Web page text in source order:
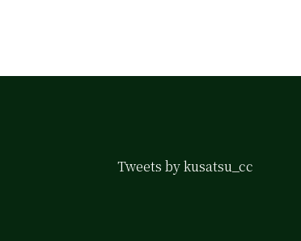
Tweets by kusatsu_cc